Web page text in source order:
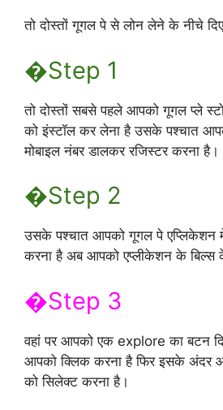
तो दोस्तों गूगल पे से लोन लेने के नीचे
�Step 1
तो दोस्तों सबसे पहले आपको गूगल प्ले
को इंस्टॉल कर लेना है उसके पश्चात
मोबाइल नंबर डालकर रजिस्टर करना है।
�Step 2
उसके पश्चात आपको गूगल पे एप्लिकेशन
करना है अब आपको एप्लीकेशन के बिल्स
�Step 3
वहां पर आपको एक explore का बटन
आपको क्लिक करना है फिर इसके अंदर
को सिलेक्ट करना है।